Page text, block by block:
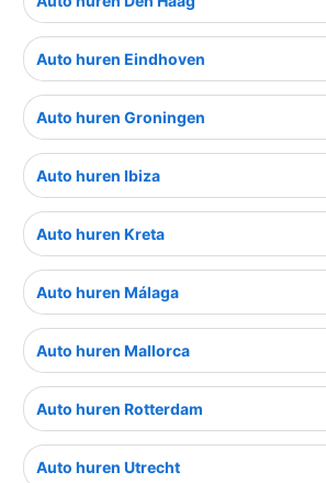
Auto huren Eindhoven
Auto huren Groningen
Auto huren Ibiza
Auto huren Kreta
Auto huren Málaga
Auto huren Mallorca
Auto huren Rotterdam
Auto huren Utrecht